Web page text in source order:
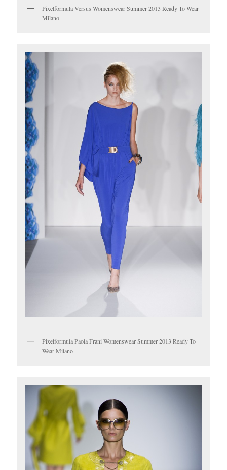
Pixelformula Versus Womenswear Summer 2013 Ready To Wear
Milano
Pixelformula Paola Frani Womenswear Summer 2013 Ready To
Wear Milano